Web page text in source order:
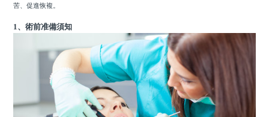
苦、促進恢複。
1、術前准備須知